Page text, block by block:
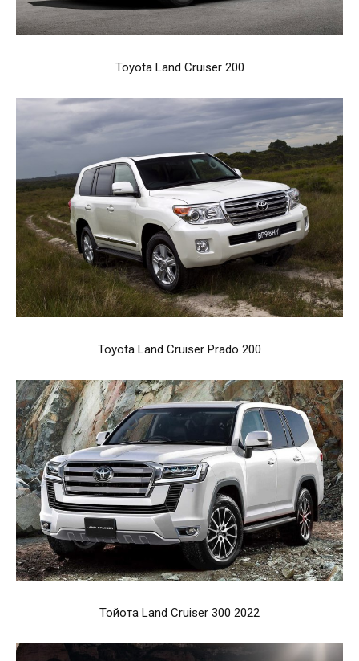
Toyota Land Cruiser 200
Toyota Land Cruiser Prado 200
Тойота Land Cruiser 300 2022